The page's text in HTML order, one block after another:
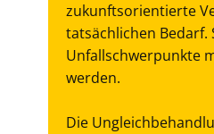
zukunftsorientierte
tatsächlichen Bedarf.
Unfallschwerpunkte
werden.
Die